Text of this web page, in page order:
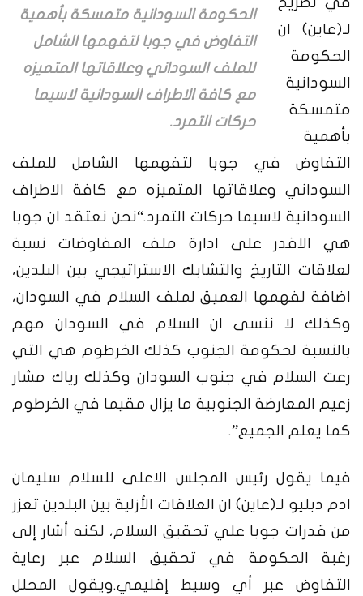
الحكومة السودانية متمسكة بأهمية
التفاوض في جوبا لتفهمها الشامل
للملف السوداني وعلاقاتها المتميزه
مع كافة الاطراف السودانية لاسيما
حركات التمرد.
لـ(عاين) ان
الحكومة
السودانية
متمسكة
بأهمية
التفاوض في جوبا لتفهمها الشامل للملف
السوداني وعلاقاتها المتميزه مع كافة الاطراف
السودانية لاسيما حركات التمرد.“نحن نعتقد ان جوبا
هي الاقدر على ادارة ملف المفاوضات نسبة
لعلاقات التاريخ والتشابك الاستراتيجي بين البلدين،
اضافة لفهمها العميق لملف السلام في السودان،
وكذلك لا ننسى ان السلام في السودان مهم
بالنسبة لحكومة الجنوب كذلك الخرطوم هي التي
رعت السلام في جنوب السودان وكذلك رياك مشار
زعيم المعارضة الجنوبية ما يزال مقيما في الخرطوم
كما يعلم الجميع”.
فيما يقول رئيس المجلس الاعلى للسلام سليمان
ادم دبليو لـ(عاين) ان العلاقات الأزلية بين البلدين تعزز
من قدرات جوبا علي تحقيق السلام، لكنه أشار إلى
رغبة الحكومة في تحقيق السلام عبر رعاية
التفاوض عبر أي وسيط إقليمي.ويقول المحلل